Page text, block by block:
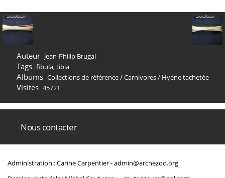
Auteur Jean-Philip Brugal
Tags fibula,tibia
Albums Collections de référence/Carnivores/ Hyène tachetée
Visites 45721
Nous contacter
Administration : Carine Carpentier -admin@archezoo.org